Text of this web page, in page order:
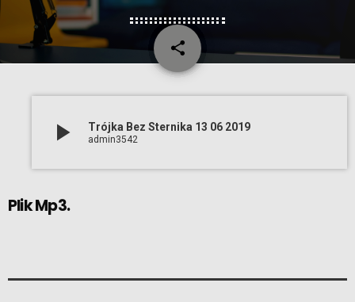
share
email
play_arrow Trójka Bez Sternika 13 06 2019
admin3542
Plik Mp3.